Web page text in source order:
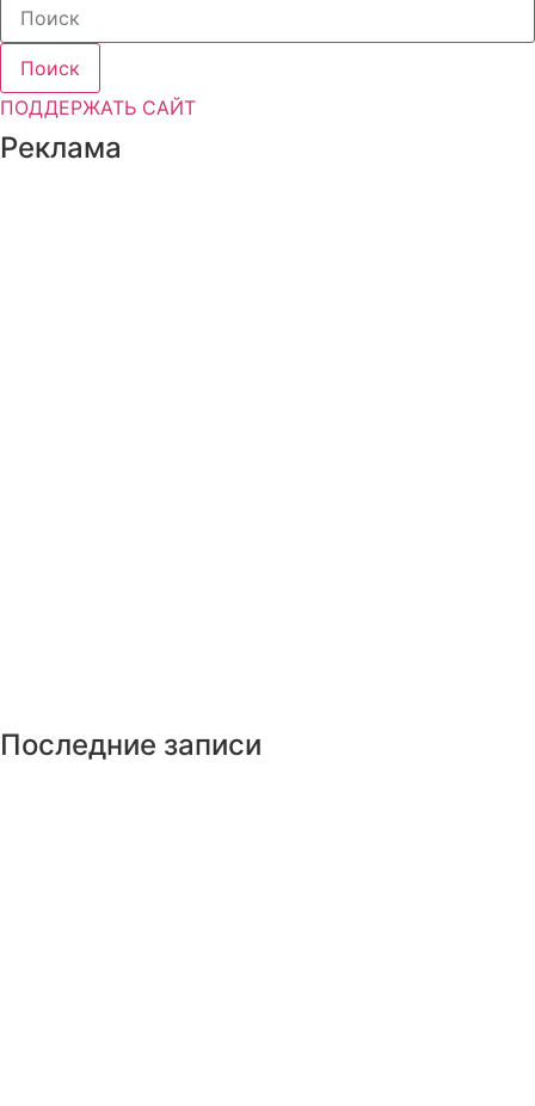
Поиск
ПОДДЕРЖАТЬ САЙТ
Реклама
Последние записи